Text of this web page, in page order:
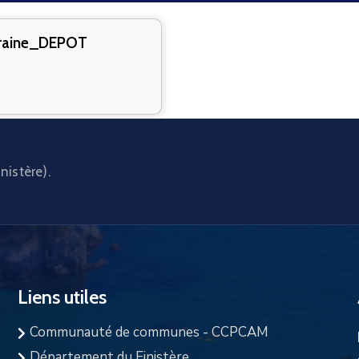
Liens utiles
Communauté de communes - CCPCAM